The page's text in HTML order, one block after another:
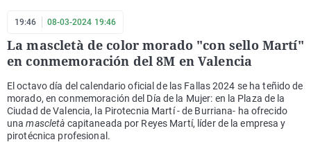
19:46 08-03-2024 19:46
La mascletà de color morado "con sello Martí"
en conmemoración del 8M en Valencia
El octavo día del calendario oficial de las Fallas 2024 se ha teñido de
morado, en conmemoración del Día de la Mujer: en la Plaza de la
Ciudad de Valencia, la Pirotecnia Martí - de Burriana- ha ofrecido
una mascletà capitaneada por Reyes Martí, líder de la empresa y
pirotécnica profesional.